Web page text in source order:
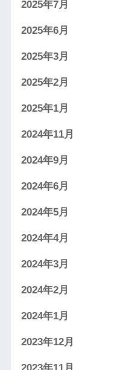
2025年7月
2025年6月
2025年3月
2025年2月
2025年1月
2024年11月
2024年9月
2024年6月
2024年5月
2024年4月
2024年3月
2024年2月
2024年1月
2023年12月